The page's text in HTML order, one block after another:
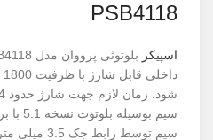
PSB4118
اسپیکر
سیم توسط رابط جک 3.5 میلی متری صدا صورت می پذیرد.